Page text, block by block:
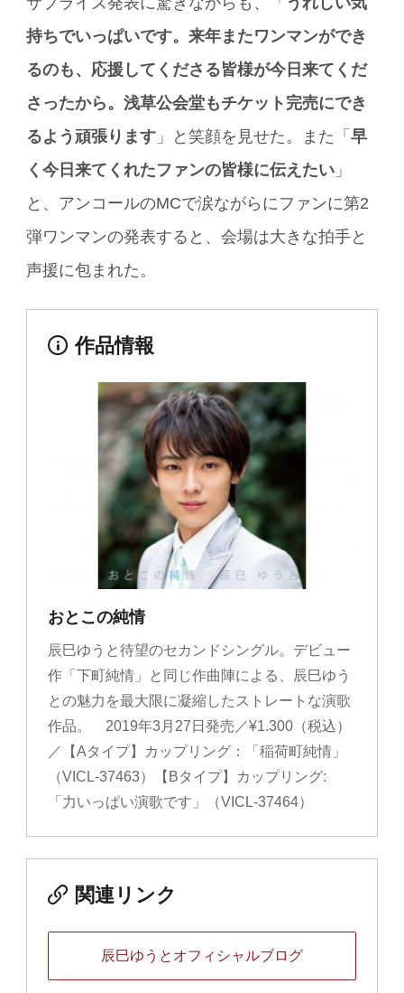
持ちでいっぱいです。来年またワンマンができ
るのも、応援してくださる皆様が今日来てくだ
さったから。浅草公会堂もチケット完売にでき
るよう頑張ります 」と笑顔を見せた。また「早
く今日来てくれたファンの皆様に伝えたい 」
と、アンコールのMCで涙ながらにファンに第2
弾ワンマンの発表すると、会場は大きな拍手と
声援に包まれた。
作品情報
おとこの純情
辰巳ゆうと待望のセカンドシングル。デビュー
作「下町純情」と同じ作曲陣による、辰巳ゆう
との魅力を最大限に凝縮したストレートな演歌
作品。 2019年3月27日発売／¥1.300（税込）
／【Aタイプ】カップリング：「稲荷町純情」
（VICL-37463）【Bタイプ】カップリング:
「力いっぱい演歌です」（VICL-37464）
関連リンク
辰巳ゆうとオフィシャルブログ